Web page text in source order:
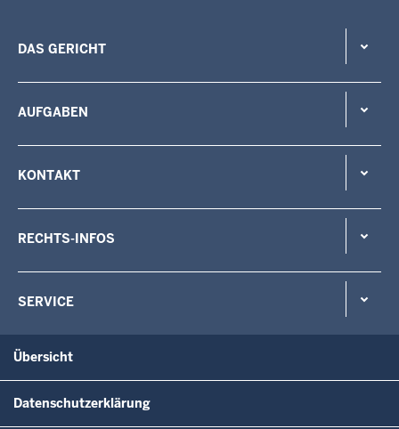
DAS GERICHT
AUFGABEN
KONTAKT
RECHTS-INFOS
SERVICE
Übersicht
Datenschutzerklärung